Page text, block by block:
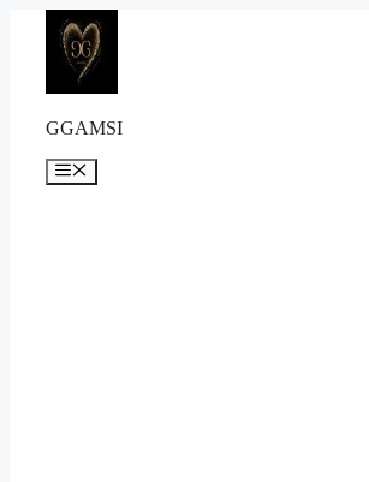
GGAMSI
메